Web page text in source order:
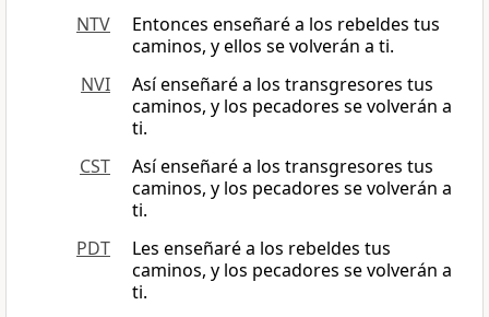
NTV
Entonces enseñaré a los rebeldes tus
caminos, y ellos se volverán a ti.
NVI
Así enseñaré a los transgresores tus
caminos, y los pecadores se volverán a
ti.
CST
Así enseñaré a los transgresores tus
caminos, y los pecadores se volverán a
ti.
PDT
Les enseñaré a los rebeldes tus
caminos, y los pecadores se volverán a
ti.